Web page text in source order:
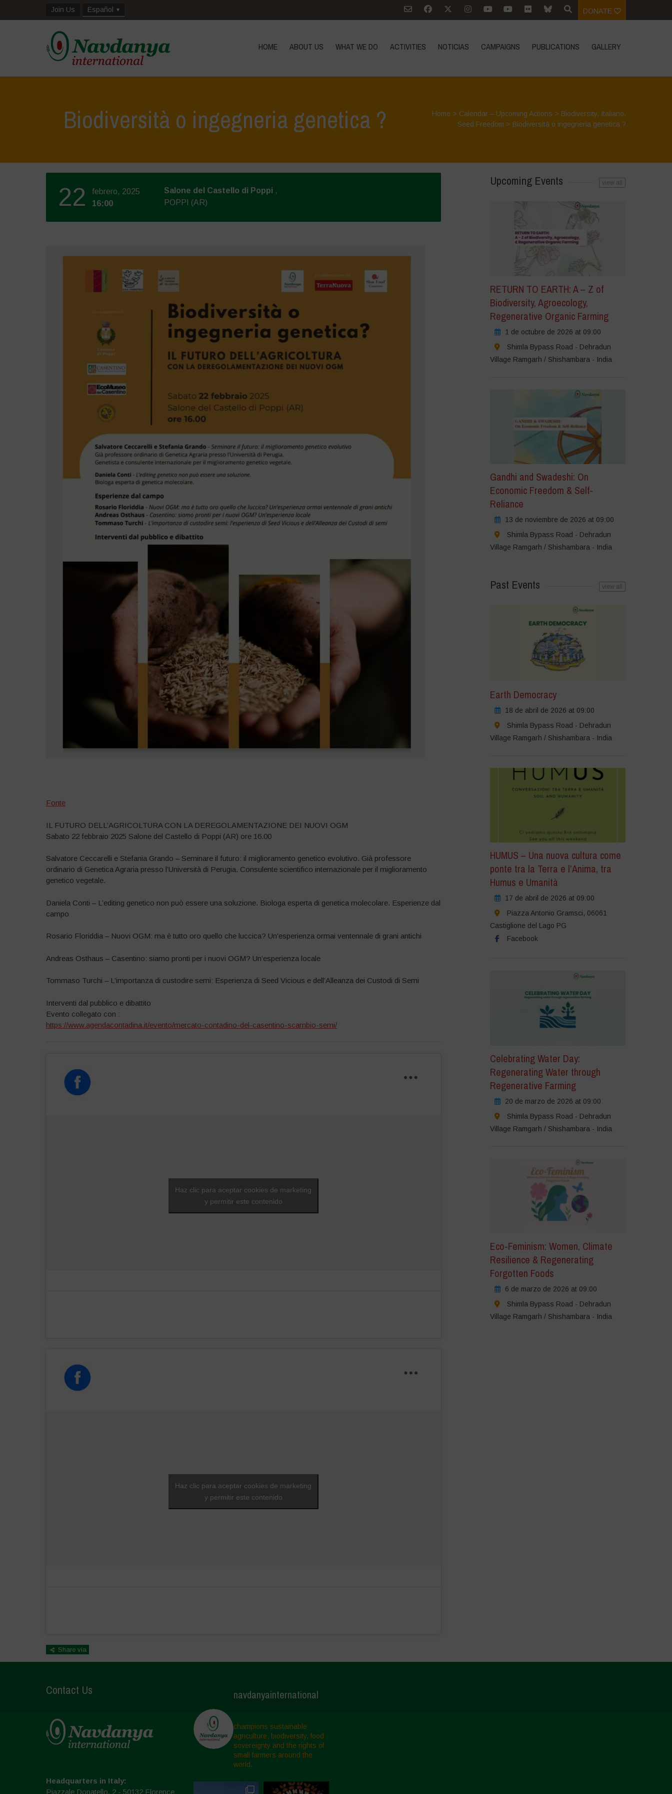
Join Us Español DONATE
HOME ABOUT US WHAT WE DO ACTIVITIES NOTICIAS CAMPAIGNS PUBLICATIONS GALLERY
Biodiversità o ingegneria genetica ? Home > Calendar – Upcoming Actions > Biodiversity, Italiano,
Seed Freedom > Biodiversità o ingegneria genetica ?
22
febrero, 2025
16:00
Salone del Castello di Poppi ,
POPPI (AR)
Fonte
IL FUTURO DELL’AGRICOLTURA CON LA DEREGOLAMENTAZIONE DEI NUOVI OGM
Sabato 22 febbraio 2025 Salone del Castello di Poppi (AR) ore 16.00
Salvatore Ceccarelli e Stefania Grando – Seminare il futuro: il miglioramento genetico evolutivo. Già professore
ordinario di Genetica Agraria presso l’Università di Perugia. Consulente scientifico internazionale per il miglioramento
genetico vegetale.
Daniela Conti – L’editing genetico non può essere una soluzione. Biologa esperta di genetica molecolare. Esperienze dal
campo
Rosario Floriddia – Nuovi OGM: ma è tutto oro quello che luccica? Un’esperienza ormai ventennale di grani antichi
Andreas Osthaus – Casentino: siamo pronti per i nuovi OGM? Un’esperienza locale
Tommaso Turchi – L’importanza di custodire semi: Esperienza di Seed Vicious e dell’Alleanza dei Custodi di Semi
Interventi dal pubblico e dibattito
Evento collegato con :
https://www.agendacontadina.it/evento/mercato-contadino-del-casentino-scambio-semi/
Haz clic para aceptar cookies de marketing
y permitir este contenido
Haz clic para aceptar cookies de marketing
y permitir este contenido
Share via
Upcoming Events view all
RETURN TO EARTH: A – Z of
Biodiversity, Agroecology,
Regenerative Organic Farming
1 de octubre de 2026 at 09:00
Shimla Bypass Road - Dehradun
Village Ramgarh / Shishambara - India
Gandhi and Swadeshi: On
Economic Freedom & Self-
Reliance
13 de noviembre de 2026 at 09:00
Shimla Bypass Road - Dehradun
Village Ramgarh / Shishambara - India
Past Events view all
Earth Democracy
18 de abril de 2026 at 09:00
Shimla Bypass Road - Dehradun
Village Ramgarh / Shishambara - India
HUMUS – Una nuova cultura come
ponte tra la Terra e l’Anima, tra
Humus e Umanità
17 de abril de 2026 at 09:00
Piazza Antonio Gramsci, 06061
Castiglione del Lago PG
Facebook
Celebrating Water Day:
Regenerating Water through
Regenerative Farming
20 de marzo de 2026 at 09:00
Shimla Bypass Road - Dehradun
Village Ramgarh / Shishambara - India
Eco-Feminism: Women, Climate
Resilience & Regenerating
Forgotten Foods
6 de marzo de 2026 at 09:00
Shimla Bypass Road - Dehradun
Village Ramgarh / Shishambara - India
Contact Us
Headquarters in Italy:
Piazzale Donatello, 2 - 50132 Florence
navdanyainternational
champions sustainable
agriculture, biodiversity, food
sovereignty and the rights of
small farmers around the
world.